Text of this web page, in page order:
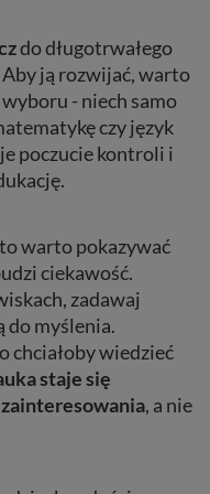
do długotrwałego
ją rozwijać, warto
- niech samo
czy język
poczucie kontroli i
warto pokazywać
ciekawość.
zadawaj
do myślenia.
chciałoby wiedzieć
staje się
, a nie